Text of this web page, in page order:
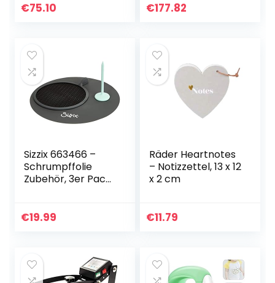
€75.10 €177.82
Sizzix 663466 –
Schrumpffolie
Zubehör, 3er Pack,
€19.99
Räder Heartnotes
– Notizzettel, 13 x 12
x 2 cm
€11.79